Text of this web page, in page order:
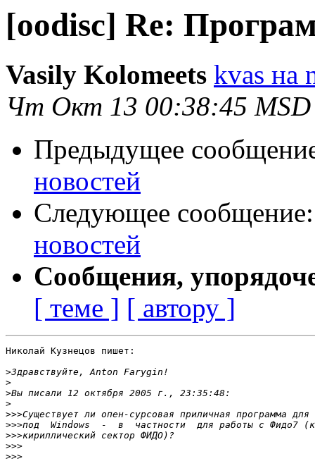
[oodisc] Re:
Vasily Kolomeets kvas на
Чт Окт 13 00:38:45 MSD
Предыдущее
новостей
Следующее
новостей
Сообщения,
[ теме ] [ автору ]
Николай Кузнецов пишет:
>
>
>
>
>>>
>>>
>>>
>>>
>>>